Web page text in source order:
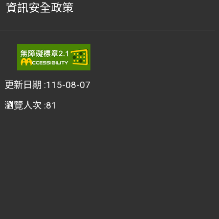
資訊安全政策
更新日期 115-08-07
瀏覽人次 81